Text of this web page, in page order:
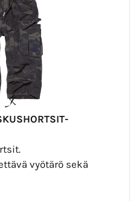
vyötärö sekä